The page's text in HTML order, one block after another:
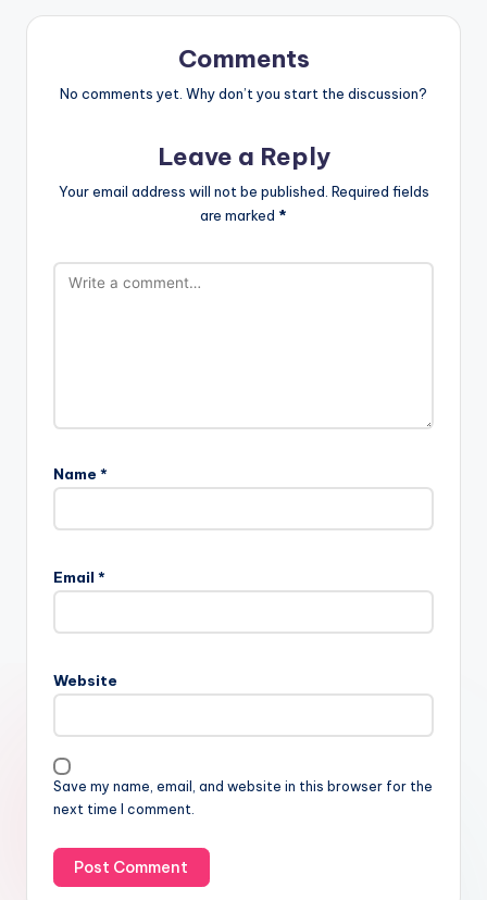
Comments
No comments yet. Why don’t you start the discussion?
Leave a Reply
Your email address will not be published. Required fields
are marked *
Name *
Email *
Website
Save my name, email, and website in this browser for the
next time I comment.